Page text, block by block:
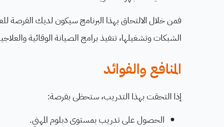
فمن خلال الالتحاق بهذا البرنامج سيكون لديك الفرصة
الشبكات وتشغيلها، تنفيذ برامج الصيانة الوقائية
المنافع والفوائد
إذا التحقت بهذا التدريب، ستحظى بفرصة:
الحصول على تدريب بمستوى دبلوم المهني.